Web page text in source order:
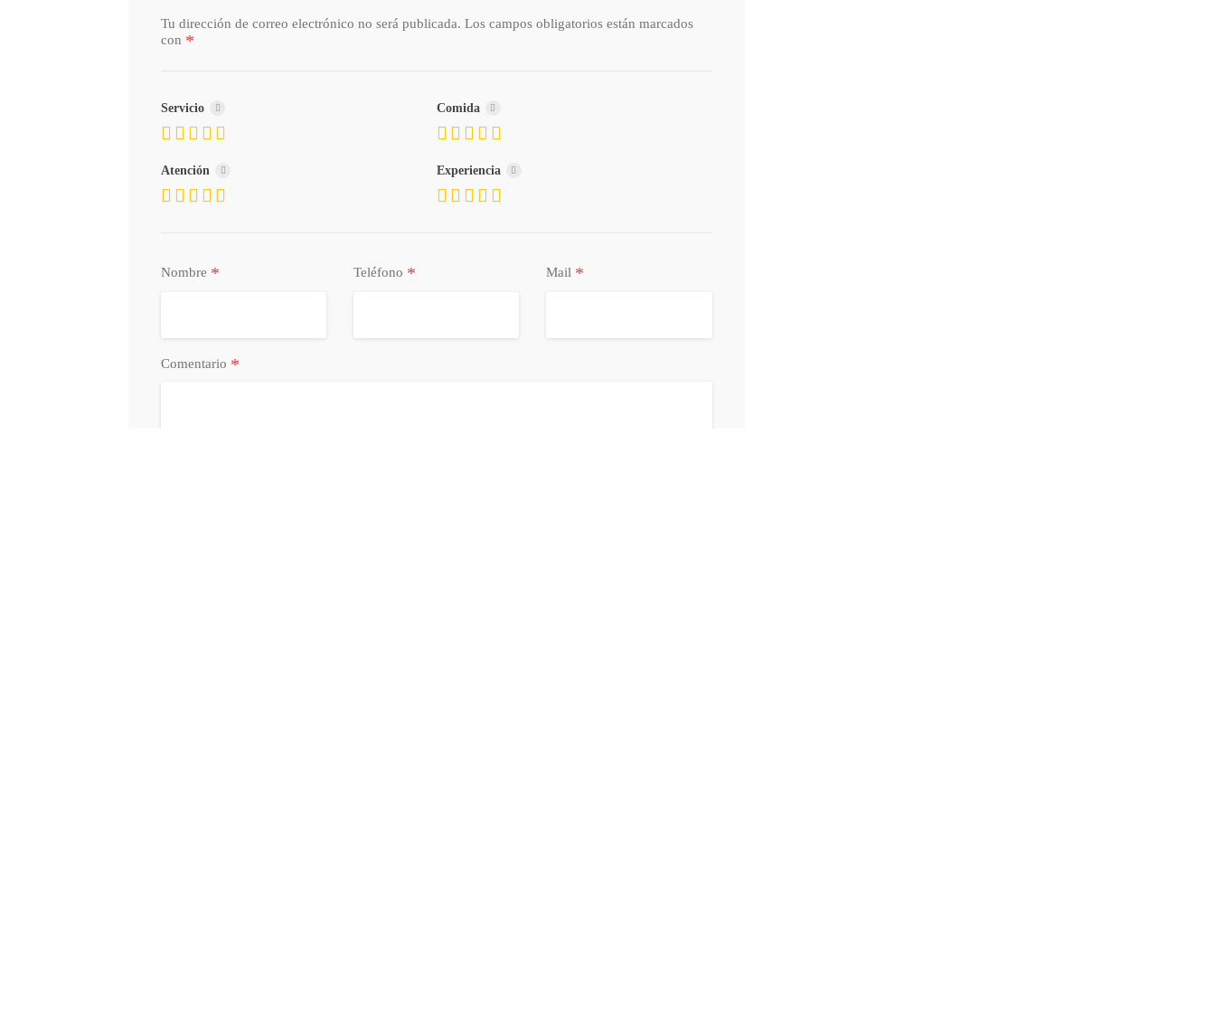
Tu dirección de correo electrónico no será publicada. Los campos obligatorios están marcados
con *
Servicio Comida
Atención Experiencia
Nombre * Teléfono * Mail *
Comentario *